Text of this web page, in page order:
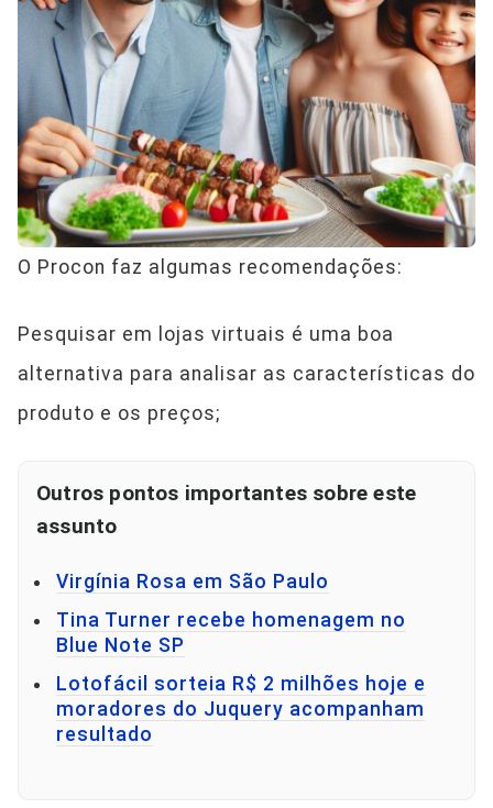
O Procon faz algumas recomendações:
Pesquisar em lojas virtuais é uma boa
alternativa para analisar as características do
produto e os preços;
Outros pontos importantes sobre este
assunto
Virgínia Rosa em São Paulo
Tina Turner recebe homenagem no
Blue Note SP
Lotofácil sorteia R$ 2 milhões hoje e
moradores do Juquery acompanham
resultado